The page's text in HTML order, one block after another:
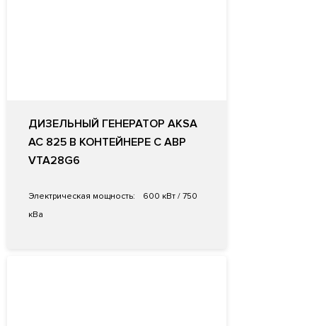
ДИЗЕЛЬНЫЙ ГЕНЕРАТОР AKSA
AC 825 В КОНТЕЙНЕРЕ С АВР
VTA28G6
Электрическая мощность:
600 кВт / 750
кВа